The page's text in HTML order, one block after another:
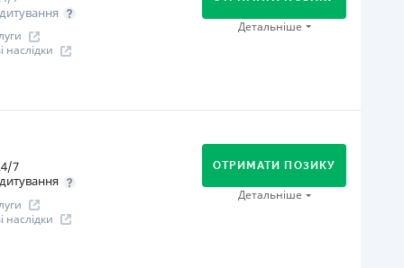
НБУ
НБУ №96
Детальніше
Онлайн (через сайт або інтернет-банкінг)
Через відділення банків-партнерів
Через термінали самообслуговування
НБУ
7
ОТРИМАТИ ПОЗИКУ
Детальніше